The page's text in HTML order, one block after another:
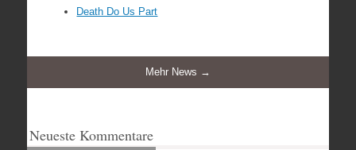
Death Do Us Part
Mehr News →
Neueste Kommentare